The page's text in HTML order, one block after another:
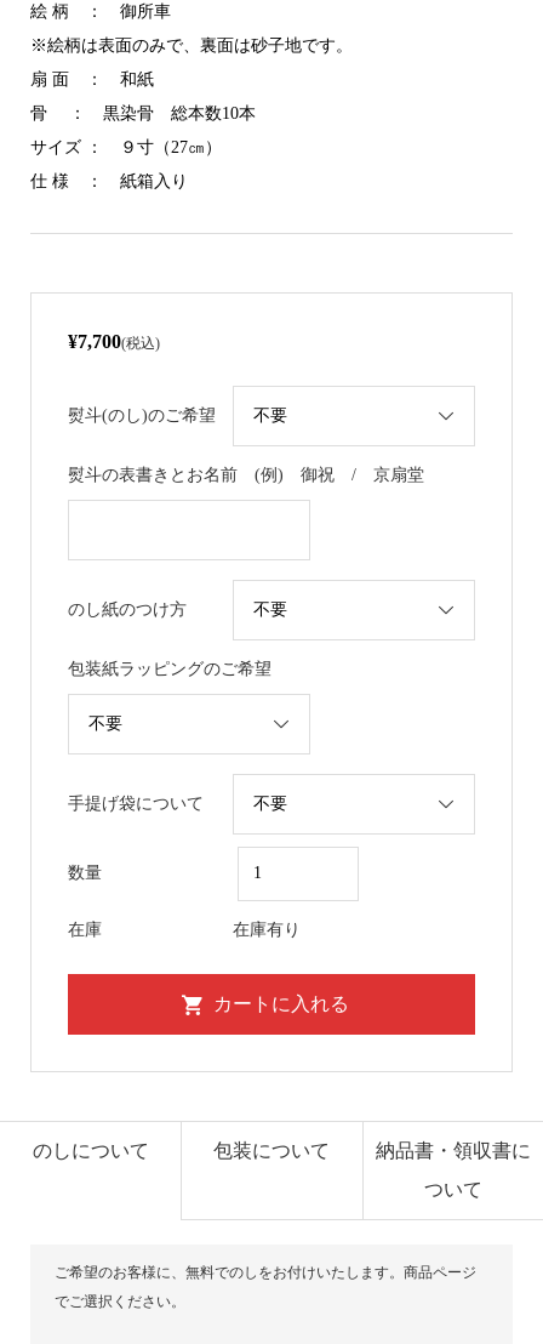
絵 柄 ： 御所車
※絵柄は表面のみで、裏面は砂子地です。
扇 面 ： 和紙
骨 ： 黒染骨 総本数10本
サイズ ： ９寸（27㎝）
仕 様 ： 紙箱入り
¥7,700(税込)
熨斗(のし)のご希望
熨斗の表書きとお名前 (例) 御祝 / 京扇堂
のし紙のつけ方
包装紙ラッピングのご希望
手提げ袋について
数量
在庫 在庫有り
のしについて 包装について
納品書・領収書に
ついて
ご希望のお客様に、無料でのしをお付けいたします。商品ページ
でご選択ください。